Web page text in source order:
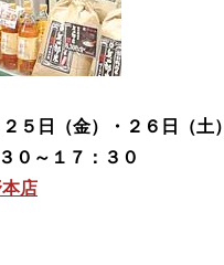
日（金）・２６日（土）
３０
店